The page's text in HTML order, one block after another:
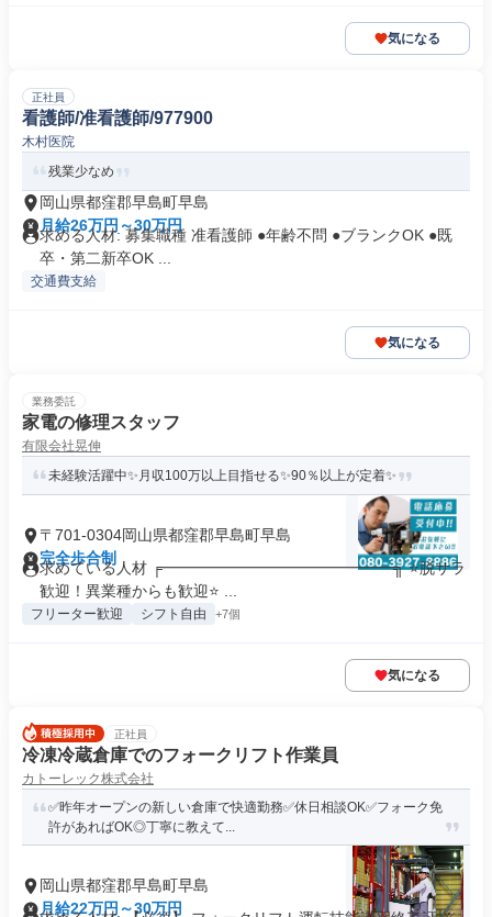
気になる
正社員
看護師/准看護師/977900
木村医院
残業少なめ
岡山県都窪郡早島町早島
月給26万円～30万円
求める人材: 募集職種 准看護師 ●年齢不問 ●ブランクOK ●既
卒・第二新卒OK ...
交通費支給
気になる
業務委託
家電の修理スタッフ
有限会社晃伸
未経験活躍中✨月収100万以上目指せる✨90％以上が定着✨
〒701-0304岡山県都窪郡早島町早島
完全歩合制
求めている人材 ╒━━━━━━━━━━━━━━━╗ ⭐脱サラ
歓迎！異業種からも歓迎⭐ ...
フリーター歓迎 シフト自由 +7個
気になる
正社員
冷凍冷蔵倉庫でのフォークリフト作業員
カトーレック株式会社
✅昨年オープンの新しい倉庫で快適勤務✅休日相談OK✅フォーク免
許があればOK◎丁寧に教えて...
岡山県都窪郡早島町早島
月給22万円～30万円